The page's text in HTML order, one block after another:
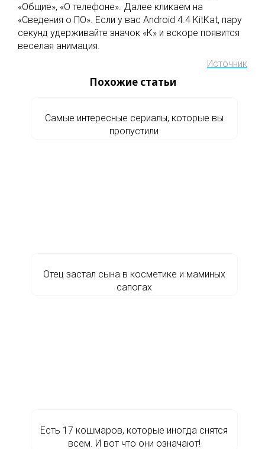
«Общие», «О телефоне». Далее кликаем на
«Сведения о ПО». Если у вас Android 4.4 KitKat, пару
секунд удерживайте значок «К» и вскоре появится
веселая анимация.
Источник
Похожие статьи
Самые интересные сериалы, которые вы
пропустили
Отец застал сына в косметике и маминых
сапогах
Есть 17 кошмаров, которые иногда снятся
всем. И вот что они означают!